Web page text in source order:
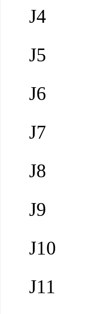
J4
J5
J6
J7
J8
J9
J10
J11